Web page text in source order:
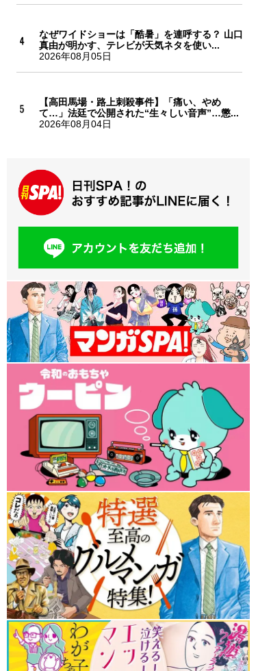
なぜワイドショーは「酷暑」を連呼する？ 山口
真由が明かす、テレビが天気ネタを使い...
2026年08月05日
【高田馬場・路上刺殺事件】「痛い、やめ
て…」法廷で公開された“生々しい音声”…懲...
2026年08月04日